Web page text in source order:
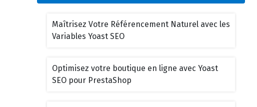
Maîtrisez Votre Référencement Naturel avec les
Variables Yoast SEO
Optimisez votre boutique en ligne avec Yoast
SEO pour PrestaShop